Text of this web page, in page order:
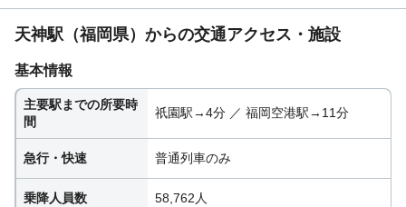
天神駅（福岡県）からの交通アクセス・施設
基本情報
主要駅までの所要時
間
祇園駅→4分 ／ 福岡空港駅→11分
急行・快速 普通列車のみ
乗降人員数 58,762人